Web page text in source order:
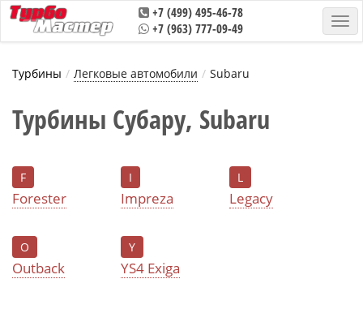
+7 (499) 495-46-78
+7 (963) 777-09-49
Турбины Легковые автомобили Subaru
Турбины Субару, Subaru
F
Forester
I
Impreza
L
Legacy
O
Outback
Y
YS4 Exiga